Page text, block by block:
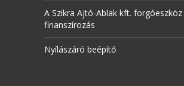
A Szikra Ajtó-Ablak kft. forgóeszköz
finanszírozás
Nyílászáró beépítő